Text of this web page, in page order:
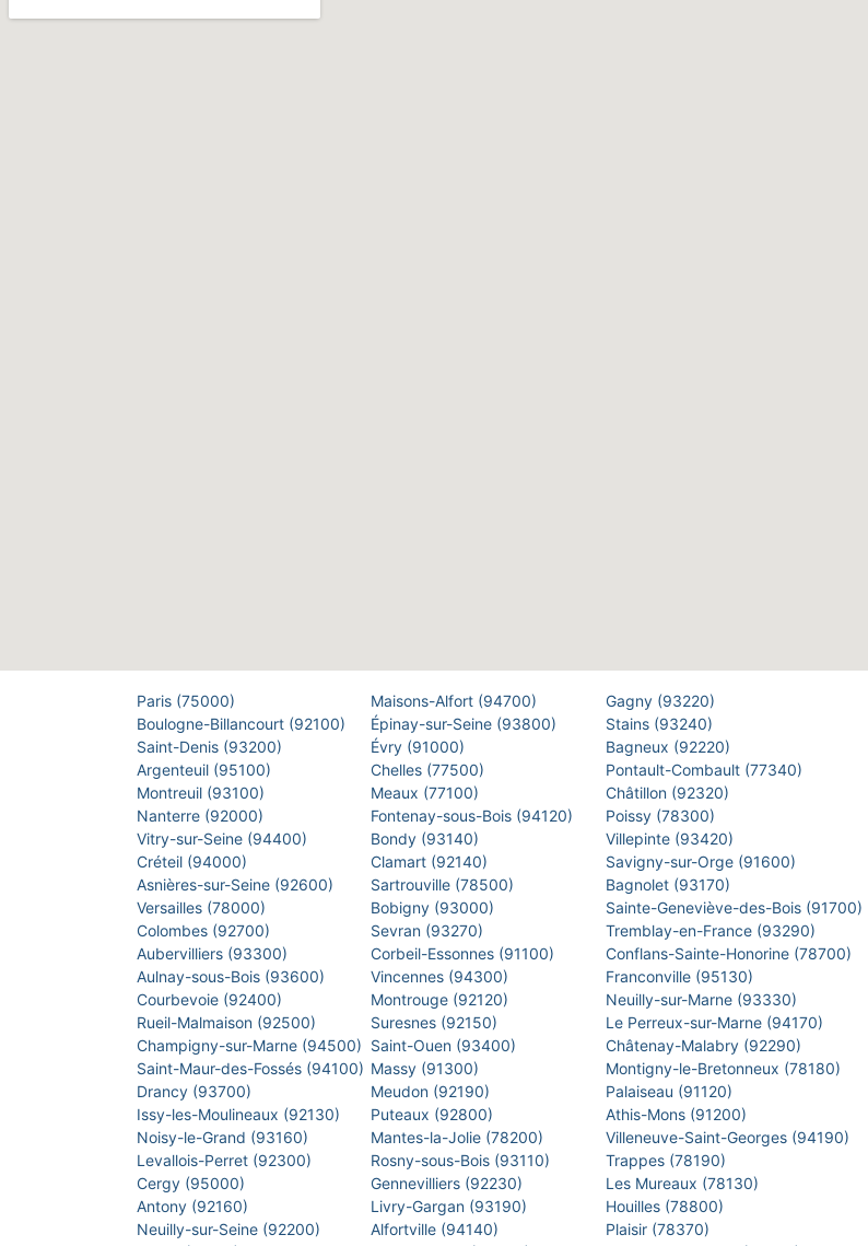
Paris (75000)
Boulogne-Billancourt (92100)
Saint-Denis (93200)
Argenteuil (95100)
Montreuil (93100)
Nanterre (92000)
Vitry-sur-Seine (94400)
Créteil (94000)
Asnières-sur-Seine (92600)
Versailles (78000)
Colombes (92700)
Aubervilliers (93300)
Aulnay-sous-Bois (93600)
Courbevoie (92400)
Rueil-Malmaison (92500)
Champigny-sur-Marne (94500)
Saint-Maur-des-Fossés (94100)
Drancy (93700)
Issy-les-Moulineaux (92130)
Noisy-le-Grand (93160)
Levallois-Perret (92300)
Cergy (95000)
Antony (92160)
Neuilly-sur-Seine (92200)
Maisons-Alfort (94700)
Épinay-sur-Seine (93800)
Évry (91000)
Chelles (77500)
Meaux (77100)
Fontenay-sous-Bois (94120)
Bondy (93140)
Clamart (92140)
Sartrouville (78500)
Bobigny (93000)
Sevran (93270)
Corbeil-Essonnes (91100)
Vincennes (94300)
Montrouge (92120)
Suresnes (92150)
Saint-Ouen (93400)
Massy (91300)
Meudon (92190)
Puteaux (92800)
Mantes-la-Jolie (78200)
Rosny-sous-Bois (93110)
Gennevilliers (92230)
Livry-Gargan (93190)
Alfortville (94140)
Gagny (93220)
Stains (93240)
Bagneux (92220)
Pontault-Combault (77340)
Châtillon (92320)
Poissy (78300)
Villepinte (93420)
Savigny-sur-Orge (91600)
Bagnolet (93170)
Sainte-Geneviève-des-Bois (91700)
Tremblay-en-France (93290)
Conflans-Sainte-Honorine (78700)
Franconville (95130)
Neuilly-sur-Marne (93330)
Le Perreux-sur-Marne (94170)
Châtenay-Malabry (92290)
Montigny-le-Bretonneux (78180)
Palaiseau (91120)
Athis-Mons (91200)
Villeneuve-Saint-Georges (94190)
Trappes (78190)
Les Mureaux (78130)
Houilles (78800)
Plaisir (78370)